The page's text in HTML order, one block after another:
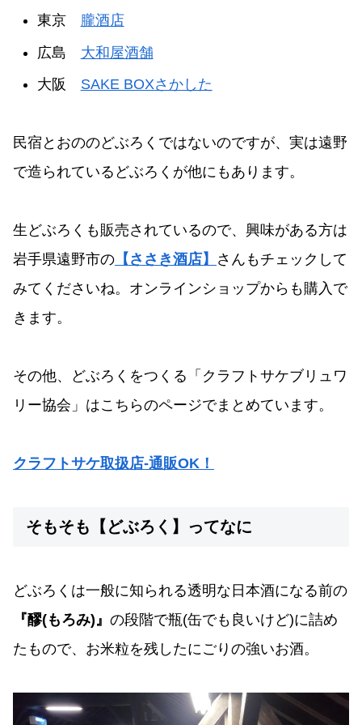
東京 朧酒店
広島 大和屋酒舗
大阪 SAKE BOXさかした
民宿とおののどぶろくではないのですが、実は遠野
で造られているどぶろくが他にもあります。
生どぶろくも販売されているので、興味がある方は
岩手県遠野市の 【ささき酒店】 さんもチェックして
みてくださいね。オンラインショップからも購入で
きます。
その他、どぶろくをつくる「クラフトサケブリュワ
リー協会」はこちらのページでまとめています。
クラフトサケ取扱店‐通販OK！
そもそも【どぶろく】ってなに
どぶろくは一般に知られる透明な日本酒になる前の
『醪(もろみ)』 の段階で瓶(缶でも良いけど)に詰め
たもので、お米粒を残したにごりの強いお酒。